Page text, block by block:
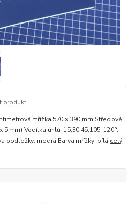
produkt
mřížka 570 x 390 mm Středové
mm) Vodítka úhlů: 15,30,45,105, 120°.
podložky: modrá Barva mřížky: bílá celý